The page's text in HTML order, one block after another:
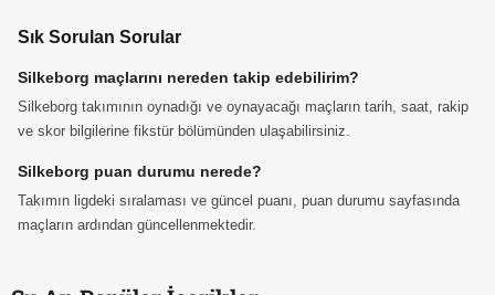
Sık Sorulan Sorular
Silkeborg maçlarını nereden takip edebilirim?
Silkeborg takımının oynadığı ve oynayacağı maçların tarih, saat, rakip
ve skor bilgilerine fikstür bölümünden ulaşabilirsiniz.
Silkeborg puan durumu nerede?
Takımın ligdeki sıralaması ve güncel puanı, puan durumu sayfasında
maçların ardından güncellenmektedir.